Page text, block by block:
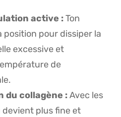
active :Ton
position pour dissiper la
excessive et
de
du collagène :Avec les
devient plus fine et